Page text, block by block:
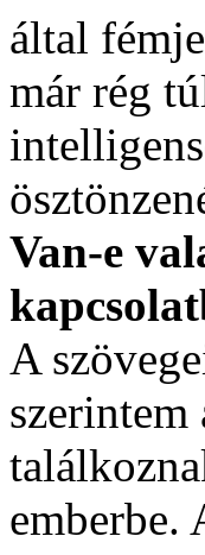
által
már rég
Van-e
A
emberbe.